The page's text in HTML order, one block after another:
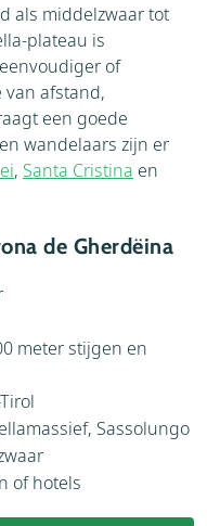
als middelzwaar tot
plateau is
of
van afstand,
een goede
wandelaars zijn er
, Santa Cristina en
de Gherdëina
meter stijgen en
Sassolungo
of hotels